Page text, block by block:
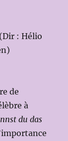
: Hélio
de
à
du das